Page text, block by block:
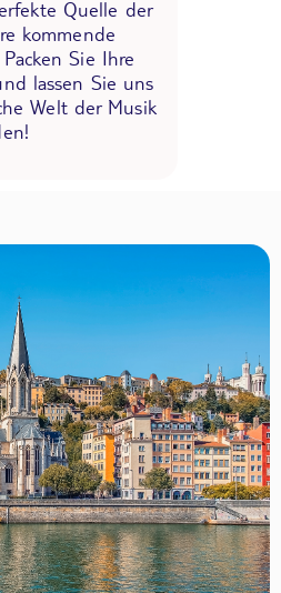
Quelle der
kommende
Sie Ihre
lassen Sie uns
Welt der Musik